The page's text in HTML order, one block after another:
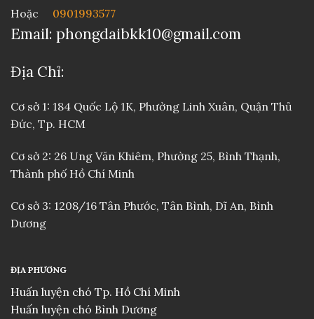
Hoặc 0901993577
Email: phongdaibkk10@gmail.com
Địa Chỉ:
Cơ sở 1: 184 Quốc Lộ 1K, Phường Linh Xuân, Quận Thủ
Đức, Tp. HCM
Cơ sở 2: 26 Ung Văn Khiêm, Phường 25, Bình Thạnh,
Thành phố Hồ Chí Minh
Cơ sở 3: 1208/16 Tân Phước, Tân Bình, Dĩ An, Bình
Dương
ĐỊA PHƯƠNG
Huấn luyện chó Tp. Hồ Chí Minh
Huấn luyện chó Bình Dương